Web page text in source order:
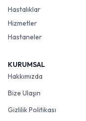
Hastalıklar
Hizmetler
Hastaneler
KURUMSAL
Hakkımızda
Bize Ulaşın
Gizlilik Politikası